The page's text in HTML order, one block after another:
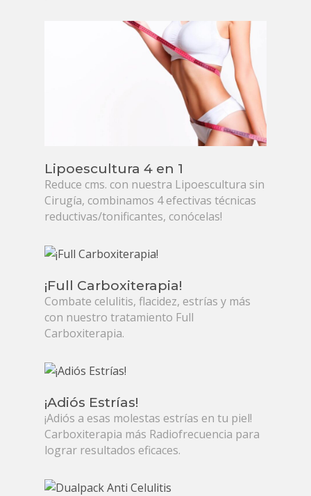
Lipoescultura 4 en 1
Reduce cms. con nuestra Lipoescultura sin
Cirugía, combinamos 4 efectivas técnicas
reductivas/tonificantes, conócelas!
¡Full Carboxiterapia!
Combate celulitis, flacidez, estrías y más
con nuestro tratamiento Full
Carboxiterapia.
¡Adiós Estrías!
¡Adiós a esas molestas estrías en tu piel!
Carboxiterapia más Radiofrecuencia para
lograr resultados eficaces.